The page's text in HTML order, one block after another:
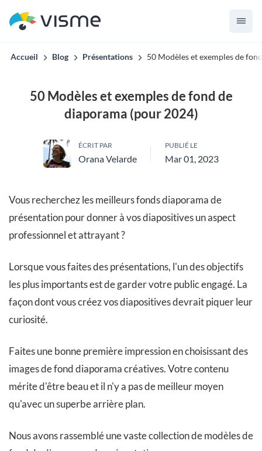
Accueil Blog Présentations 50 Modèles et exemples de
50 Modèles et exemples de fond de
diaporama (pour 2024)
ÉCRIT PAR
Orana Velarde
PUBLIÉ LE
Mar 01, 2023
Vous recherchez les meilleurs fonds diaporama de
présentation pour donner à vos diapositives un aspect
professionnel et attrayant ?
Lorsque vous faites des présentations, l'un des objectifs
les plus importants est de garder votre public engagé. La
façon dont vous créez vos diapositives devrait piquer leur
curiosité.
Faites une bonne première impression en choisissant des
images de fond diaporama créatives. Votre contenu
mérite d'être beau et il n'y a pas de meilleur moyen
qu'avec un superbe arrière plan.
Nous avons rassemblé une vaste collection de modèles de